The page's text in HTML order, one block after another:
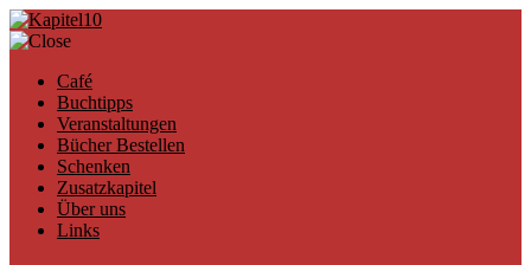
Café
Buchtipps
Veranstaltungen
Bücher Bestellen
Schenken
Zusatzkapitel
Über uns
Links